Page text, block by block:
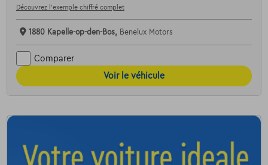
Découvrez l’exemple chiffré complet
1880 Kapelle-op-den-Bos, Benelux Motors
Comparer
Voir le véhicule